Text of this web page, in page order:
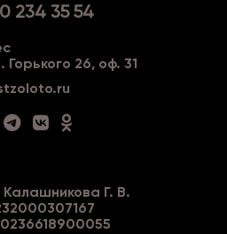
234 35 54
Горького 26, оф. 31
.ru
Калашникова Г. В.